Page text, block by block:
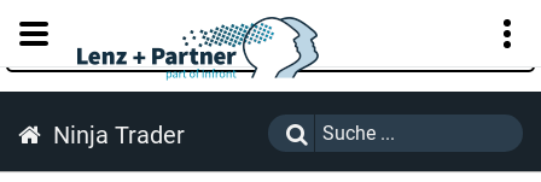
KUNDENPORTAL
Ninja Trader